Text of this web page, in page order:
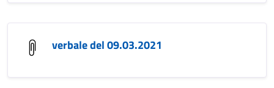
verbale del 09.03.2021